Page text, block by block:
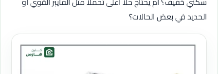
الحديد في بعض الحالات؟